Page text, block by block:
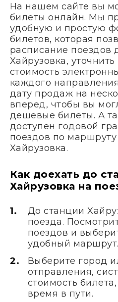
На нашем сайте вы
билеты онлайн. Мы
удобную и простую
билетов, которая
расписание поездов
Хайрузовка,
стоимость
каждого
дату продаж на
вперед, чтобы вы
дешевые билеты. А
доступен годовой
поездов по
Хайрузовка.
Как доехать до
Хайрузовка на
До станции
поезда.
поездов и
удобный маршрут.
Выберите город
отправления,
стоимость
время в пути.